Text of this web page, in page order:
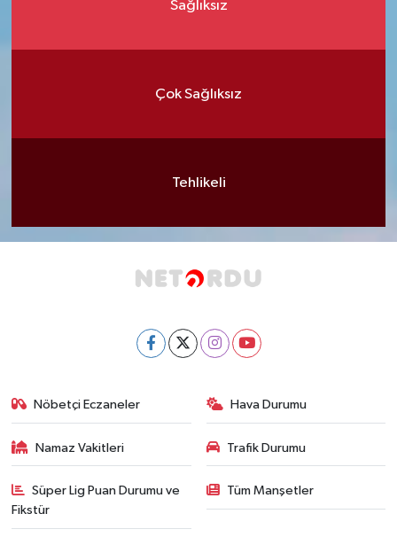
Sağlıksız
Çok Sağlıksız
Tehlikeli
Nöbetçi Eczaneler Hava Durumu
Namaz Vakitleri Trafik Durumu
Süper Lig Puan Durumu ve
Fikstür
Tüm Manşetler